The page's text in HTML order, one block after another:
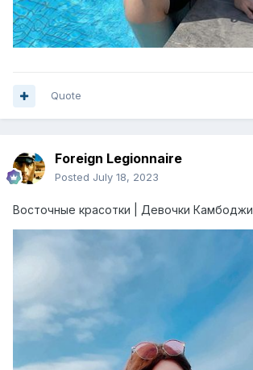
Quote
Foreign Legionnaire
Posted July 18, 2023
Восточные красотки | Девочки Камбоджи